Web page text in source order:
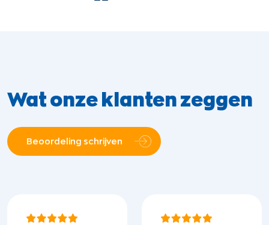
Wat onze klanten zeggen
Beoordeling schrijven